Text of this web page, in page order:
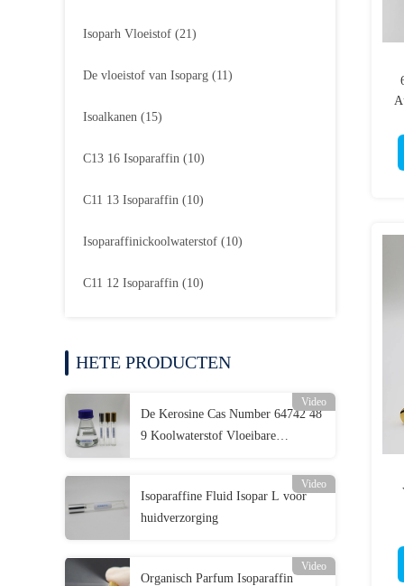
Isoparh Vloeistof (21)
De vloeistof van Isoparg (11)
Isoalkanen (15)
C13 16 Isoparaffin (10)
C11 13 Isoparaffin (10)
Isoparaffinickoolwaterstof (10)
C11 12 Isoparaffin (10)
HETE PRODUCTEN
Video
De Kerosine Cas Number 64742 48
9 Koolwaterstof Vloeibare
Video
Isoparaffine Fluid Isopar L voor
huidverzorging
Video
Organisch Parfum Isoparaffin